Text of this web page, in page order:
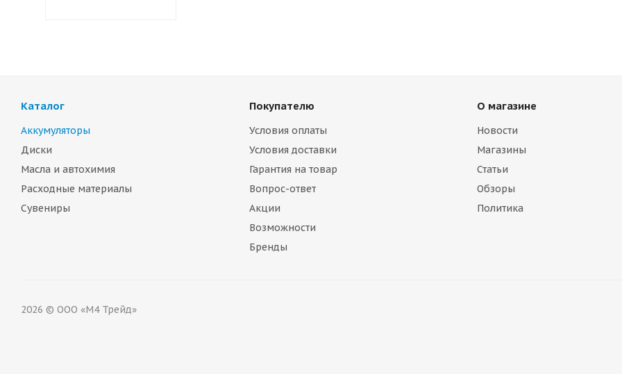
Каталог
Аккумуляторы
Диски
Масла и автохимия
Расходные материалы
Сувениры
Покупателю
Условия оплаты
Условия доставки
Гарантия на товар
Вопрос-ответ
Акции
Возможности
Бренды
О магазине
Новости
Магазины
Статьи
Обзоры
Политика
2026 © ООО «М4 Трейд»